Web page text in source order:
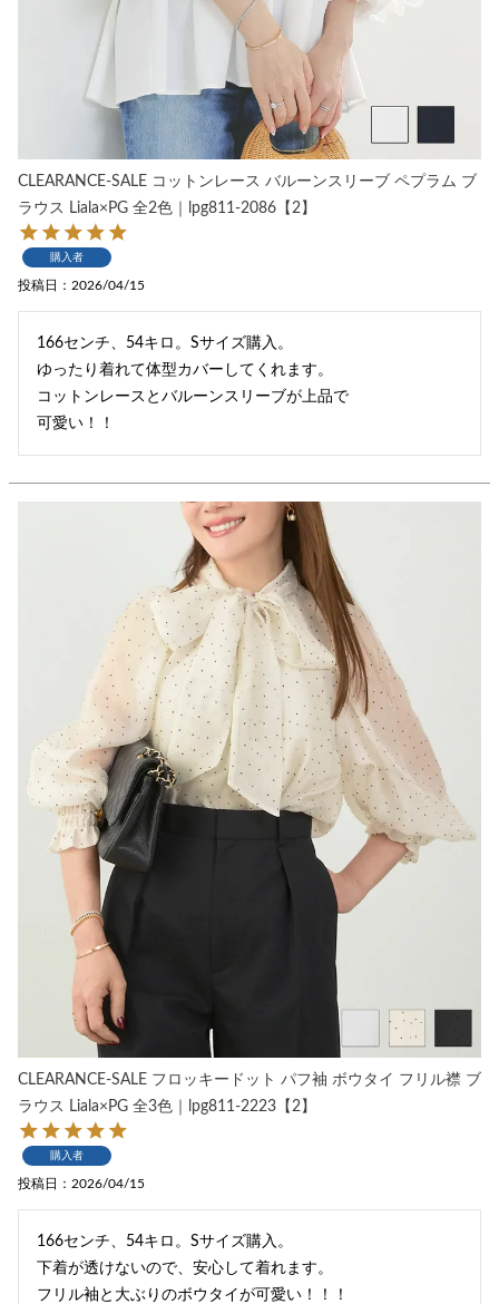
CLEARANCE-SALE コットンレース バルーンスリーブ ペプラム ブ
ラウス Liala×PG 全2色｜lpg811-2086【2】
購入者
投稿日 2026/04/15
166センチ、54キロ。Sサイズ購入。
ゆったり着れて体型カバーしてくれます。
コットンレースとバルーンスリーブが上品で
可愛い！！
CLEARANCE-SALE フロッキードット パフ袖 ボウタイ フリル襟 ブ
ラウス Liala×PG 全3色｜lpg811-2223【2】
購入者
投稿日 2026/04/15
166センチ、54キロ。Sサイズ購入。
下着が透けないので、安心して着れます。
フリル袖と大ぶりのボウタイが可愛い！！！